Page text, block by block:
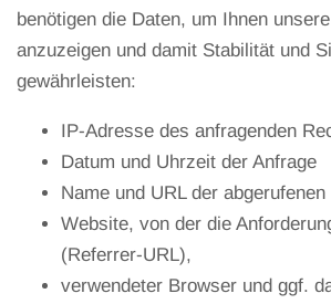
benötigen die Daten, um Ihnen
anzuzeigen und damit Stabilität und
gewährleisten:
IP-Adresse des anfragenden
Datum und Uhrzeit der Anfrage
Name und URL der abgerufenen
Website, von der die
(Referrer-URL),
verwendeter Browser und ggf.